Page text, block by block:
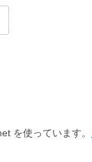
を使っています。